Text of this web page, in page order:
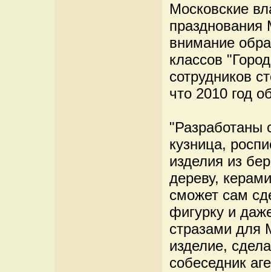
Московские
внимание
классов
сотрудников
что 2010 год
"Разработаны
кузница,
изделия из
дереву,
сможет сам
фигурку и
стразами для
изделие,
собеседник